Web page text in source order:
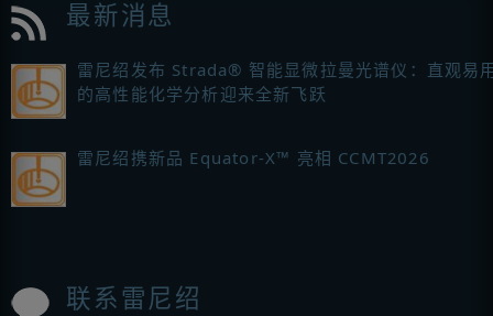
最新消息
雷尼绍发布 Strada® 智能显微拉曼光谱仪：直观易
的高性能化学分析迎来全新飞跃
雷尼绍携新品 Equator-X™ 亮相 CCMT2026
联系雷尼绍